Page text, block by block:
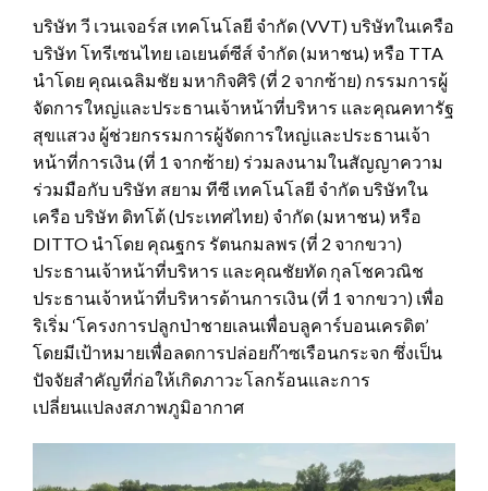
บริษัท วี เวนเจอร์ส เทคโนโลยี จำกัด (VVT) บริษัทในเครือ
บริษัท โทรีเซนไทย เอเยนต์ซีส์ จำกัด (มหาชน) หรือ TTA
นำโดย คุณเฉลิมชัย มหากิจศิริ (ที่ 2 จากซ้าย) กรรมการผู้
จัดการใหญ่และประธานเจ้าหน้าที่บริหาร และคุณคทารัฐ
สุขแสวง ผู้ช่วยกรรมการผู้จัดการใหญ่และประธานเจ้า
หน้าที่การเงิน (ที่ 1 จากซ้าย) ร่วมลงนามในสัญญาความ
ร่วมมือกับ บริษัท สยาม ทีซี เทคโนโลยี จำกัด บริษัทใน
เครือ บริษัท ดิทโต้ (ประเทศไทย) จำกัด (มหาชน) หรือ
DITTO นำโดย คุณฐกร รัตนกมลพร (ที่ 2 จากขวา)
ประธานเจ้าหน้าที่บริหาร และคุณชัยทัด กุลโชควณิช
ประธานเจ้าหน้าที่บริหารด้านการเงิน (ที่ 1 จากขวา) เพื่อ
ริเริ่ม ‘โครงการปลูกป่าชายเลนเพื่อบลูคาร์บอนเครดิต’
โดยมีเป้าหมายเพื่อลดการปล่อยก๊าซเรือนกระจก ซึ่งเป็น
ปัจจัยสำคัญที่ก่อให้เกิดภาวะโลกร้อนและการ
เปลี่ยนแปลงสภาพภูมิอากาศ